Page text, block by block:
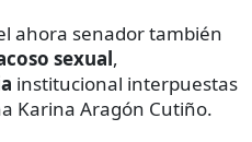
ahora senador también
sexual,
institucional interpuestas
Karina Aragón Cutiño.